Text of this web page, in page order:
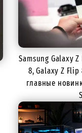
Samsung Galaxy
8, Galaxy Z Flip
главные